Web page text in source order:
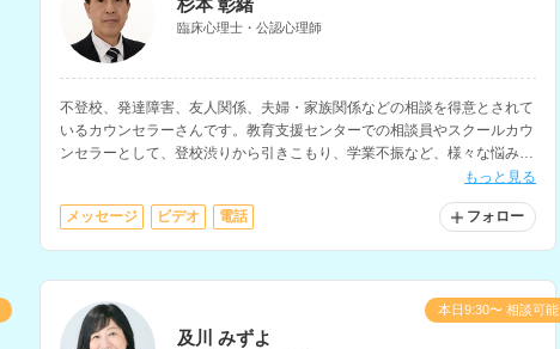
杉本 彰緒
臨床心理士・公認心理師
不登校、発達障害、友人関係、夫婦・家族関係などの相談を得意とされて
いるカウンセラーさんです。教育支援センターでの相談員やスクールカウ
ンセラーとして、登校渋りから引きこもり、学業不振など、様々な悩みを
もっと見る
メッセージ ビデオ 電話 フォロー
及川 みずよ
本日9:30〜 相談可能